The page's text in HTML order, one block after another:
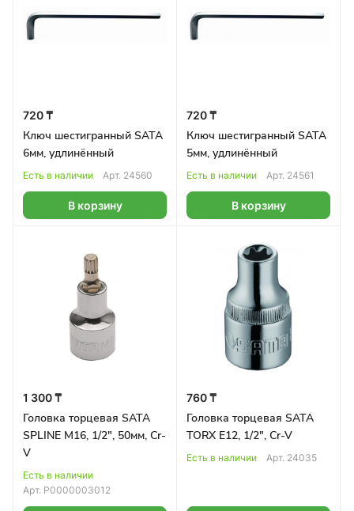
720 ₸
Ключ шестигранный SATA
6мм, удлинённый
Есть в наличии Арт. 24560
В корзину
720 ₸
Ключ шестигранный SATA
5мм, удлинённый
Есть в наличии Арт. 24561
В корзину
1 300 ₸
Головка торцевая SATA
SPLINE М16, 1/2", 50мм, Cr-
V
Есть в наличии
Арт. Р0000003012
760 ₸
Головка торцевая SATA
TORX E12, 1/2", Cr-V
Есть в наличии Арт. 24035